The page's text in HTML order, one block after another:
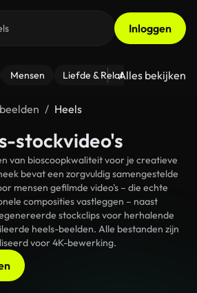
Inloggen
Mensen Liefde & Relaties - Fitness
Alles bekijken
Heels
stockvideo's
van bioscoopkwaliteit voor je creatieve
bevat een zorgvuldig samengestelde
mensen gefilmde video's – die echte
composities vastleggen – naast
stockclips voor herhalende
heels-beelden. Alle bestanden zijn
voor 4K-bewerking.